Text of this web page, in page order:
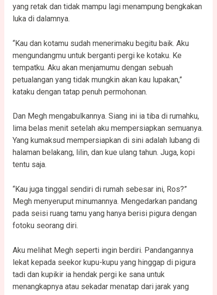
yang retak dan tidak mampu lagi menampung bengkakan
luka di dalamnya.
“Kau dan kotamu sudah menerimaku begitu baik. Aku
mengundangmu untuk berganti pergi ke kotaku. Ke
tempatku. Aku akan menjamumu dengan sebuah
petualangan yang tidak mungkin akan kau lupakan,”
kataku dengan tatap penuh permohonan.
Dan Megh mengabulkannya. Siang ini ia tiba di rumahku,
lima belas menit setelah aku mempersiapkan semuanya.
Yang kumaksud mempersiapkan di sini adalah lubang di
halaman belakang, lilin, dan kue ulang tahun. Juga, kopi
tentu saja.
“Kau juga tinggal sendiri di rumah sebesar ini, Ros?”
Megh menyeruput minumannya. Mengedarkan pandang
pada seisi ruang tamu yang hanya berisi pigura dengan
fotoku seorang diri.
Aku melihat Megh seperti ingin berdiri. Pandangannya
lekat kepada seekor kupu-kupu yang hinggap di pigura
tadi dan kupikir ia hendak pergi ke sana untuk
menangkapnya atau sekadar menatap dari jarak yang